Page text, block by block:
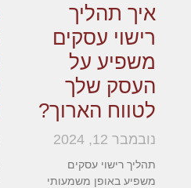
איך תהליך
רישוי עסקים
משפיע על
העסק שלך
לטווח הארוך?
נובמבר 12, 2024
תהליך רישוי עסקים
משפיע באופן משמעותי